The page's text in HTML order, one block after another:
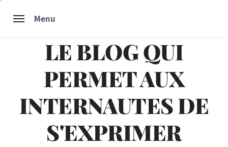
Menu
LE BLOG QUI
PERMET AUX
INTERNAUTES DE
S'EXPRIMER